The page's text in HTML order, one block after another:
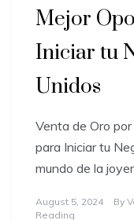
Mejor
Iniciar tu
Unidos
Venta de Oro
para Iniciar tu
mundo de la
August 5, 2024 By
Reading